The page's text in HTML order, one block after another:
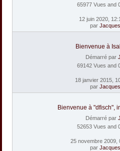
65977 Vues and
12 juin 2020,
par Jacques
Bienvenue à
Démarré par
69142 Vues and
18 janvier 2015,
par Jacques
Bienvenue à "dfisch",
Démarré par
52653 Vues and
25 novembre 2009,
par Jacques